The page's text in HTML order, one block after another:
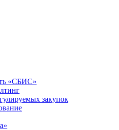
«СБИС»
закупок